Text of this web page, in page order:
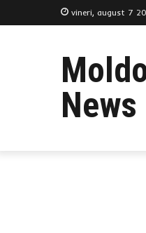
vineri, august 7
News